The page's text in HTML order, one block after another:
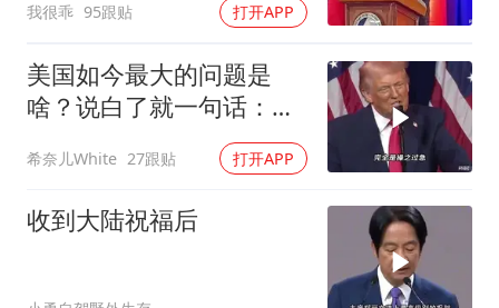
我很乖 95跟贴 打开APP
美国如今最大的问题是
啥？说白了就一句话：战
希奈儿White 27跟贴 打开APP
收到大陆祝福后